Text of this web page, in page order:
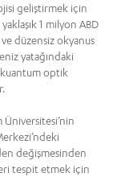
geliştirmek için
1 milyon ABD
düzensiz okyanus
yatağındaki
optik
Üniversitesi’nin
değişmesinden
tespit etmek için